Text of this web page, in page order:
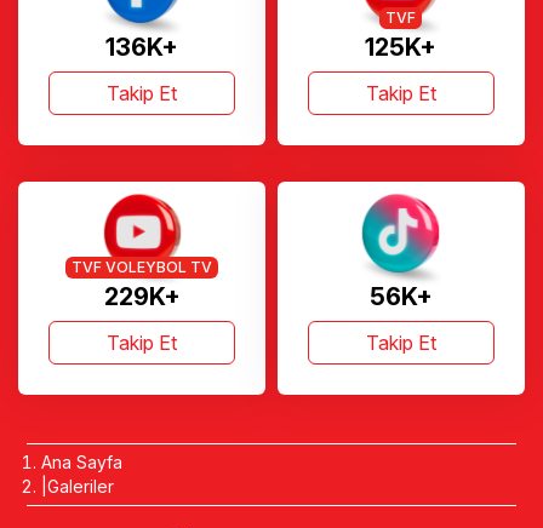
136K+
Takip Et
125K+
TVF
Takip Et
229K+
TVF VOLEYBOL TV
Takip Et
56K+
Takip Et
Ana Sayfa
Galeriler